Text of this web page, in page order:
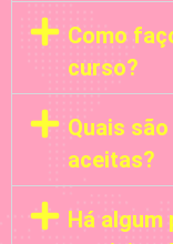
Como
curso?
Quais
aceitas?
Há